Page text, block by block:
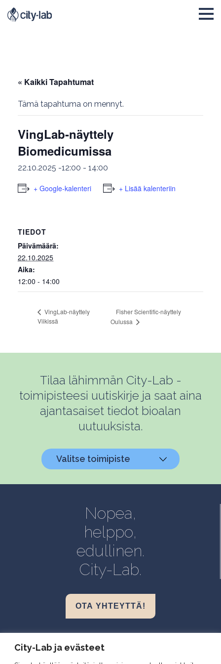
City-Lab ja evästeet
« Kaikki Tapahtumat
Tämä tapahtuma on mennyt.
VingLab-näyttely
Biomedicumissa
22.10.2025 -12:00 - 14:00
+ Google-kalenteri + Lisää kalenteriin
TIEDOT
Päivämäärä:
22.10.2025
Aika:
12:00 - 14:00
VingLab-näyttely
Viikissä
Fisher Scientific-näyttely
Oulussa
Tilaa lähimmän City-Lab -
toimipisteesi uutiskirje ja saat aina
ajantasaiset tiedot bioalan
uutuuksista.
Valitse toimipiste
Helsinki, Biokeskus 1
Kuopio, Snellmania
Oulu, Aapistie
Turku, BioCity
Nopea,
helppo,
edullinen.
City-Lab.
OTA YHTEYTTÄ!